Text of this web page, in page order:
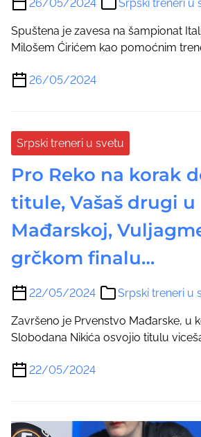
26/05/2024 Srpski treneri u
Spuštena je zavesa na šampionat
Milošem Ćirićem kao pomoćnim
26/05/2024
Srpski treneri u svetu
Pro Reko na korak
titule, Vašaš drugi u
Mađarskoj,
grčkom finalu…
22/05/2024 Srpski treneri u
Završeno je Prvenstvo Mađarske, u
Slobodana Nikića osvojio titulu
22/05/2024